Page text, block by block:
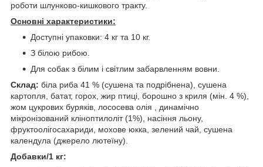
роботи шлунково-кишкового тракту.
Основні характеристики:
Доступні упаковки: 4 кг та 10 кг.
З білою рибою.
Для собак з білим і світлим забарвленням вовни.
Склад: біла риба 41 % (сушена та подрібнена), сушена
картопля, батат, горох, жир птиці, борошно з криля (мін. 4 %),
жом цукрових буряків, лососева олія , динамічно
мікронізований кліноптилоліт (1%), насіння льону,
фруктоолігосахариди, мохове юкка, зелений чай, сушена
календула (джерело лютеїну).
Добавки/1 кг: